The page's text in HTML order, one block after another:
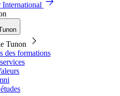
Tunon
des formations